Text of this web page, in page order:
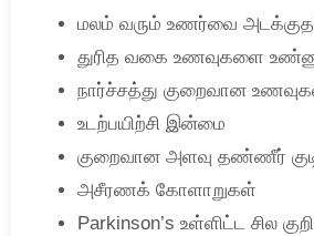
மலம் வரும் உணர்வை
துரித வகை உணவுகளை
நார்ச்சத்து குறைவான
உடற்பயிற்சி இன்மை
குறைவான அளவு தண்ணீர்
அசீரணக் கோளாறுகள்
Parkinson’s உள்ளிட்ட சில